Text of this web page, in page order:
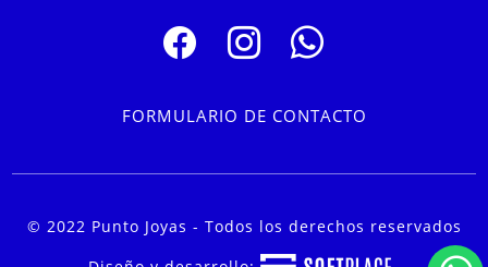
FORMULARIO DE CONTACTO
© 2022 Punto Joyas - Todos los derechos reservados